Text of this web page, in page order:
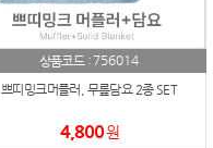
상품코드 : 756014
쁘띠밍크머플러, 무릎담요 2종 SET
4,800원